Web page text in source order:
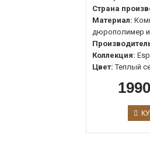
Страна
Материал:
дюрополимер и
Коллекция:
Цвет: Теплый